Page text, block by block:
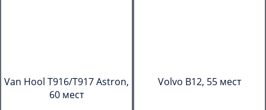
Van Hool T916/T917 Astron,
60 мест
Volvo B12, 55 мест